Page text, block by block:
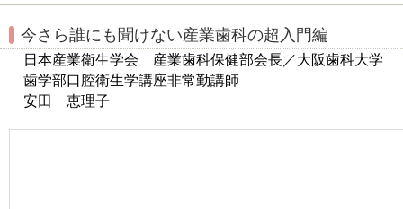
今さら誰にも聞けない産業歯科の超入門編
日本産業衛生学会 産業歯科保健部会長／大阪歯科大学
歯学部口腔衛生学講座非常勤講師
安田 恵理子